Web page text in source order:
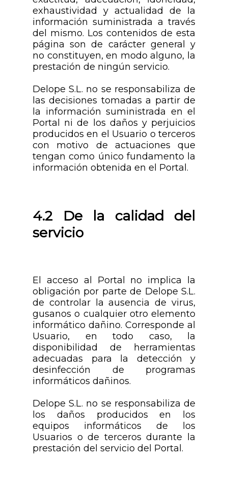
exhaustividad y actualidad de la
información suministrada a través
del mismo. Los contenidos de esta
página son de carácter general y
no constituyen, en modo alguno, la
prestación de ningún servicio.
Delope S.L. no se responsabiliza de
las decisiones tomadas a partir de
la información suministrada en el
Portal ni de los daños y perjuicios
producidos en el Usuario o terceros
con motivo de actuaciones que
tengan como único fundamento la
información obtenida en el Portal.
4.2 De la calidad del
servicio
El acceso al Portal no implica la
obligación por parte de Delope S.L.
de controlar la ausencia de virus,
gusanos o cualquier otro elemento
informático dañino. Corresponde al
Usuario, en todo caso, la
disponibilidad de herramientas
adecuadas para la detección y
desinfección de programas
informáticos dañinos.
Delope S.L. no se responsabiliza de
los daños producidos en los
equipos informáticos de los
Usuarios o de terceros durante la
prestación del servicio del Portal.